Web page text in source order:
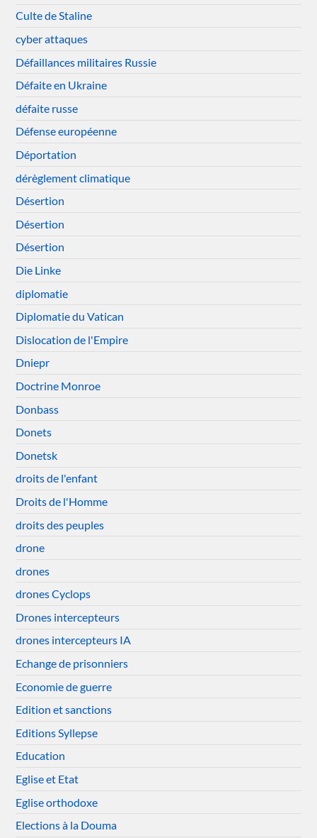
Culte de Staline
cyber attaques
Défaillances militaires Russie
Défaite en Ukraine
défaite russe
Défense européenne
Déportation
dérèglement climatique
Désertion
Désertion
Désertion
Die Linke
diplomatie
Diplomatie du Vatican
Dislocation de l'Empire
Dniepr
Doctrine Monroe
Donbass
Donets
Donetsk
droits de l'enfant
Droits de l'Homme
droits des peuples
drone
drones
drones Cyclops
Drones intercepteurs
drones intercepteurs IA
Echange de prisonniers
Economie de guerre
Edition et sanctions
Editions Syllepse
Education
Eglise et Etat
Eglise orthodoxe
Elections à la Douma